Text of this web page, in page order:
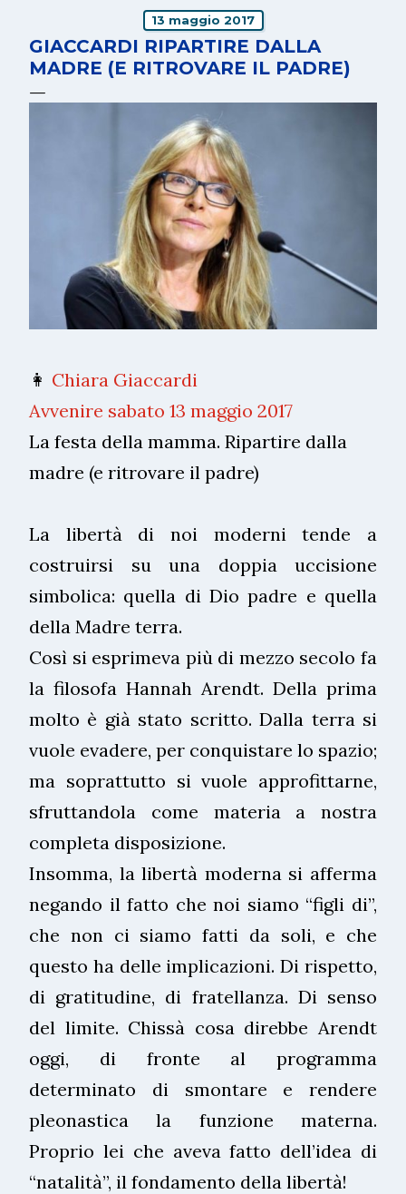
13 maggio 2017
GIACCARDI RIPARTIRE DALLA
MADRE (E RITROVARE IL PADRE)
👩 Chiara Giaccardi
Avvenire sabato 13 maggio 2017
La festa della mamma. Ripartire dalla
madre (e ritrovare il padre)
La libertà di noi moderni tende a
costruirsi su una doppia uccisione
simbolica: quella di Dio padre e quella
della Madre terra.
Così si esprimeva più di mezzo secolo fa
la filosofa Hannah Arendt. Della prima
molto è già stato scritto. Dalla terra si
vuole evadere, per conquistare lo spazio;
ma soprattutto si vuole approfittarne,
sfruttandola come materia a nostra
completa disposizione.
Insomma, la libertà moderna si afferma
negando il fatto che noi siamo “figli di”,
che non ci siamo fatti da soli, e che
questo ha delle implicazioni. Di rispetto,
di gratitudine, di fratellanza. Di senso
del limite. Chissà cosa direbbe Arendt
oggi, di fronte al programma
determinato di smontare e rendere
pleonastica la funzione materna.
Proprio lei che aveva fatto dell’idea di
“natalità”, il fondamento della libertà!